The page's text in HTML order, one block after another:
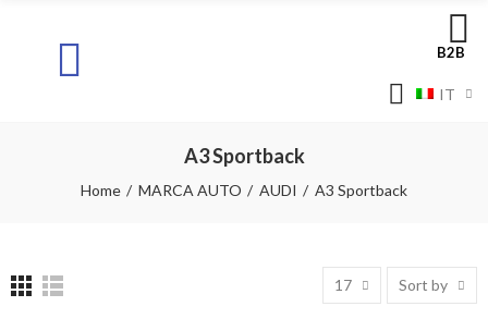
B2B
IT
A3 Sportback
Home MARCA AUTO AUDI A3 Sportback
17 Sort by